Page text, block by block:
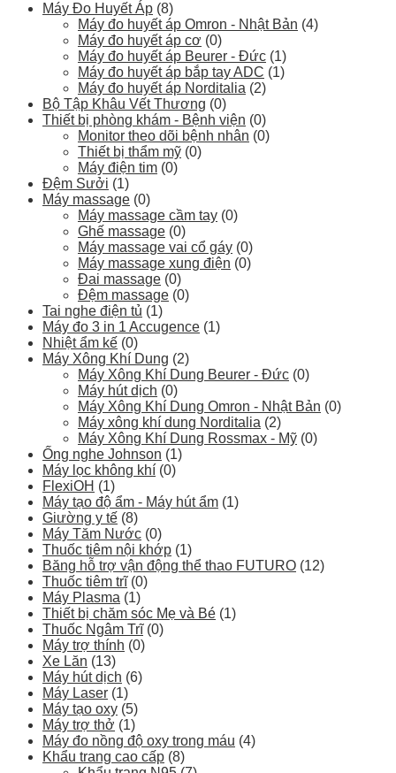
Máy Đo Huyết Áp (8)
Máy đo huyết áp Omron - Nhật Bản (4)
Máy đo huyết áp cơ (0)
Máy đo huyết áp Beurer - Đức (1)
Máy đo huyết áp bắp tay ADC (1)
Máy đo huyết áp Norditalia (2)
Bộ Tập Khâu Vết Thương (0)
Thiết bị phòng khám - Bệnh viện (0)
Monitor theo dõi bệnh nhân (0)
Thiết bị thẩm mỹ (0)
Máy điện tim (0)
Đệm Sưởi (1)
Máy massage (0)
Máy massage cầm tay (0)
Ghế massage (0)
Máy massage vai cổ gáy (0)
Máy massage xung điện (0)
Đai massage (0)
Đệm massage (0)
Tai nghe điện tủ (1)
Máy đo 3 in 1 Accugence (1)
Nhiệt ẩm kế (0)
Máy Xông Khí Dung (2)
Máy Xông Khí Dung Beurer - Đức (0)
Máy hút dịch (0)
Máy Xông Khí Dung Omron - Nhật Bản (0)
Máy xông khí dung Norditalia (2)
Máy Xông Khí Dung Rossmax - Mỹ (0)
Ống nghe Johnson (1)
Máy lọc không khí (0)
FlexiOH (1)
Máy tạo độ ẩm - Máy hút ẩm (1)
Giường y tế (8)
Máy Tăm Nước (0)
Thuốc tiêm nội khớp (1)
Băng hỗ trợ vận động thể thao FUTURO (12)
Thuốc tiêm trĩ (0)
Máy Plasma (1)
Thiết bị chăm sóc Mẹ và Bé (1)
Thuốc Ngâm Trĩ (0)
Máy trợ thính (0)
Xe Lăn (13)
Máy hút dịch (6)
Máy Laser (1)
Máy tạo oxy (5)
Máy trợ thở (1)
Máy đo nồng độ oxy trong máu (4)
Khẩu trang cao cấp (8)